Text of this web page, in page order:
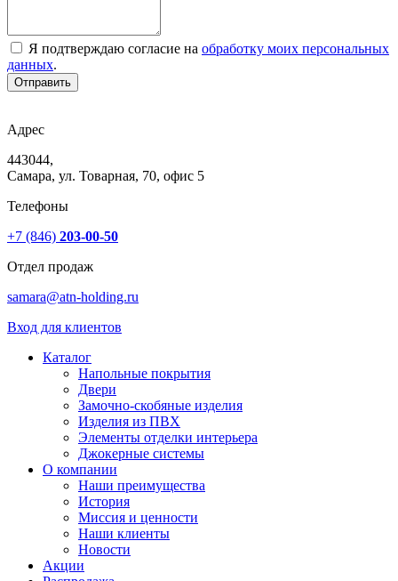
Я подтверждаю согласие на обработку моих персональных
данных.
Отправить
Адрес
443044,
Самара, ул. Товарная, 70, офис 5
Телефоны
+7 (846) 203-00-50
Отдел продаж
samara@atn-holding.ru
Вход для клиентов
Каталог
Напольные покрытия
Двери
Замочно-скобяные изделия
Изделия из ПВХ
Элементы отделки интерьера
Джокерные системы
О компании
Наши преимущества
История
Миссия и ценности
Наши клиенты
Новости
Акции